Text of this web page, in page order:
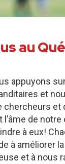
au
appuyons
et
chercheurs et
de
à eux!
à améliorer
et à nous